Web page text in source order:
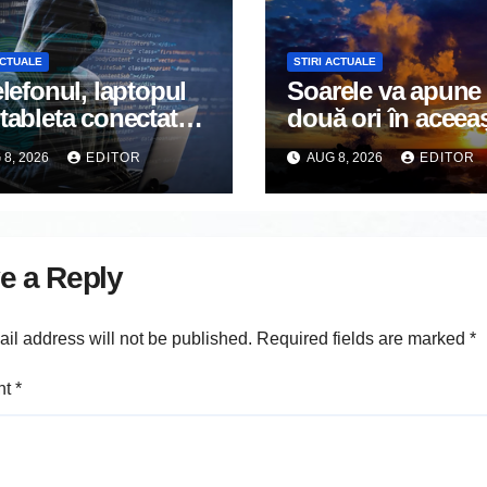
laptopul
conectate
DNSC
asupra
risc pe care mulți
8, 2026 EDITOR
STIRI ACTUALE
Soarele va apune
două ori în
seară. Un
va întrerupe
unui sat din
AUG 8, 2026 EDITOR
a Reply
address will not be published. Required fields are marked *
*